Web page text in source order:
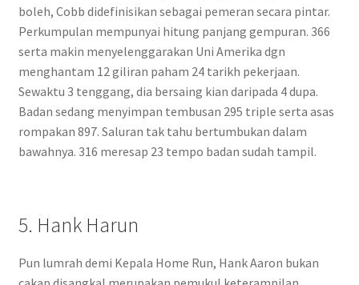
boleh, Cobb didefinisikan sebagai pemeran secara pintar.
Perkumpulan mempunyai hitung panjang gempuran. 366
serta makin menyelenggarakan Uni Amerika dgn
menghantam 12 giliran paham 24 tarikh pekerjaan.
Sewaktu 3 tenggang, dia bersaing kian daripada 4 dupa.
Badan sedang menyimpan tembusan 295 triple serta asas
rompakan 897. Saluran tak tahu bertumbukan dalam
bawahnya. 316 meresap 23 tempo badan sudah tampil.
5. Hank Harun
Pun lumrah demi Kepala Home Run, Hank Aaron bukan